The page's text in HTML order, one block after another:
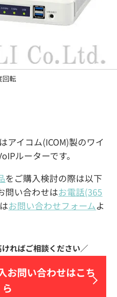
アイコム(ICOM)製のワイ
ルーターです。
をご購入検討の際は以下
問い合わせはお電話(365
お問い合わせフォームよ
お問い合わせはこち
ら
回転